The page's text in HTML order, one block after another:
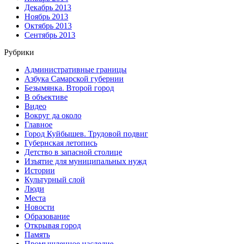
Декабрь 2013
Ноябрь 2013
Октябрь 2013
Сентябрь 2013
Рубрики
Административные границы
Азбука Самарской губернии
Безымянка. Второй город
В объективе
Видео
Вокруг да около
Главное
Город Куйбышев. Трудовой подвиг
Губернская летопись
Детство в запасной столице
Изъятие для муниципальных нужд
Истории
Культурный слой
Люди
Места
Новости
Образование
Открывая город
Память